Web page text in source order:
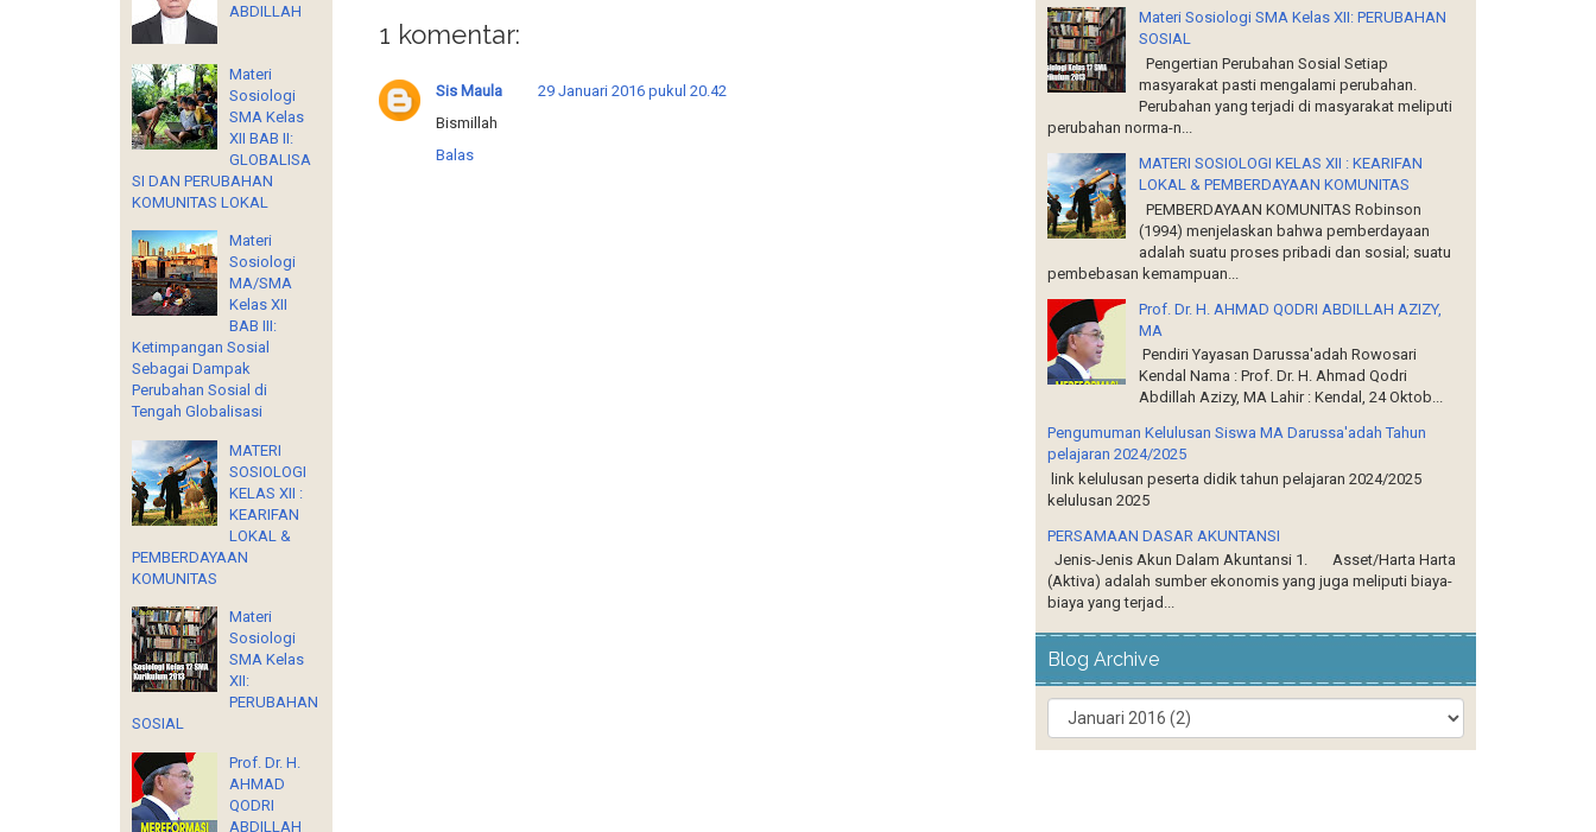
1 komentar:
Sis Maula
29 Januari 2016 pukul 20.42
Bismillah
Balas
ABDILLAH
Materi
Sosiologi
SMA Kelas
XII BAB II:
GLOBALISA
SI DAN PERUBAHAN
KOMUNITAS LOKAL
Materi
Sosiologi
MA/SMA
Kelas XII
BAB III:
Ketimpangan Sosial
Sebagai Dampak
Perubahan Sosial di
Tengah Globalisasi
MATERI
SOSIOLOGI
KELAS XII :
KEARIFAN
LOKAL &
PEMBERDAYAAN
KOMUNITAS
Materi
Sosiologi
SMA Kelas
XII:
PERUBAHAN
SOSIAL
Prof. Dr. H.
AHMAD
QODRI
ABDILLAH
Materi Sosiologi SMA Kelas XII: PERUBAHAN
SOSIAL
Pengertian Perubahan Sosial Setiap
masyarakat pasti mengalami perubahan.
Perubahan yang terjadi di masyarakat meliputi
perubahan norma-n...
MATERI SOSIOLOGI KELAS XII : KEARIFAN
LOKAL & PEMBERDAYAAN KOMUNITAS
PEMBERDAYAAN KOMUNITAS Robinson
(1994) menjelaskan bahwa pemberdayaan
adalah suatu proses pribadi dan sosial; suatu
pembebasan kemampuan...
Prof. Dr. H. AHMAD QODRI ABDILLAH AZIZY,
MA
Pendiri Yayasan Darussa'adah Rowosari
Kendal Nama : Prof. Dr. H. Ahmad Qodri
Abdillah Azizy, MA Lahir : Kendal, 24 Oktob...
Pengumuman Kelulusan Siswa MA Darussa'adah Tahun
pelajaran 2024/2025
link kelulusan peserta didik tahun pelajaran 2024/2025
kelulusan 2025
PERSAMAAN DASAR AKUNTANSI
Jenis-Jenis Akun Dalam Akuntansi 1. Asset/Harta Harta
(Aktiva) adalah sumber ekonomis yang juga meliputi biaya-
biaya yang terjad...
Blog Archive